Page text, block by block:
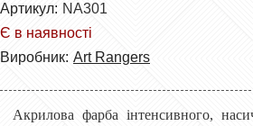
Артикул: NA301
Є в наявності
Виробник: Art Rangers
Акрилова фарба інтенсивного,